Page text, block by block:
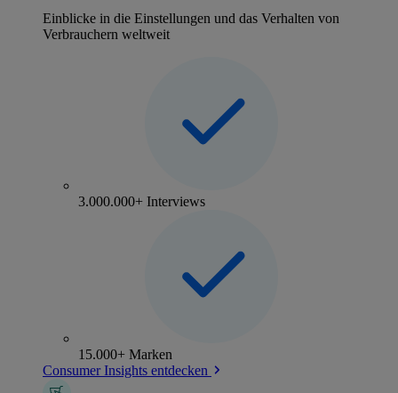
Einblicke in die Einstellungen und das Verhalten von
Verbrauchern weltweit
3.000.000+ Interviews
15.000+ Marken
Consumer Insights entdecken